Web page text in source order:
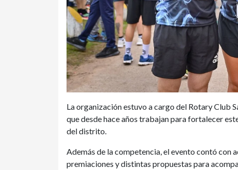
La organización estuvo a cargo del Rotary Club
que desde hace años trabajan para fortalecer
del distrito.
Además de la competencia, el evento contó con
premiaciones y distintas propuestas para